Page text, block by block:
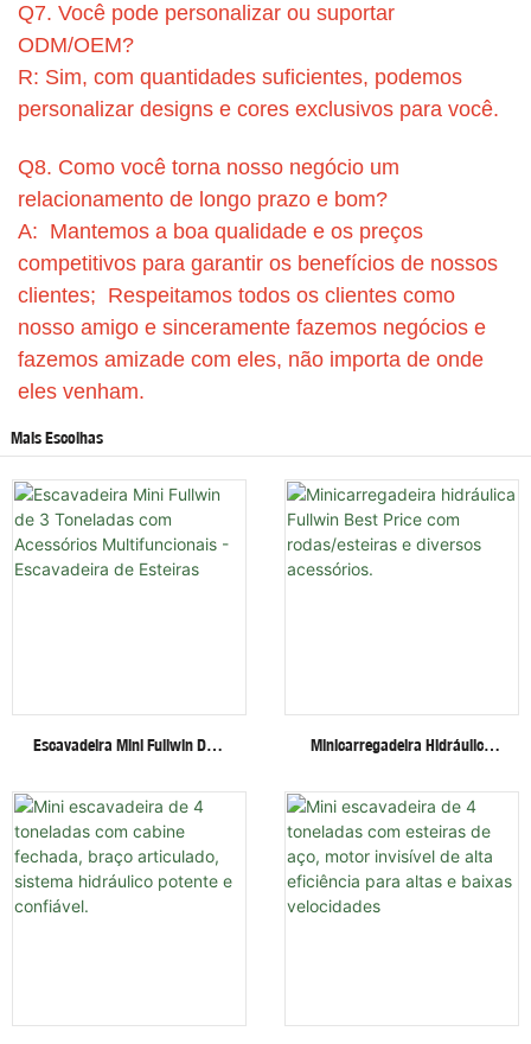
Q7. Você pode personalizar ou suportar
ODM/OEM?
R: Sim, com quantidades suficientes, podemos
personalizar designs e cores exclusivos para você.
Q8. Como você torna nosso negócio um
relacionamento de longo prazo e bom?
A: Mantemos a boa qualidade e os preços
competitivos para garantir os benefícios de nossos
clientes; Respeitamos todos os clientes como
nosso amigo e sinceramente fazemos negócios e
fazemos amizade com eles, não importa de onde
eles venham.
Mais Escolhas
Escavadeira Mini Fullwin De 3
Multifuncionais - Escavadeira
De Esteiras
Minicarregadeira Hidráulica
Rodas/esteiras E Diversos
Acessórios.